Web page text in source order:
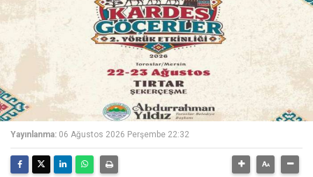
Yayınlanma: 06 Ağustos 2026 Perşembe 22:32